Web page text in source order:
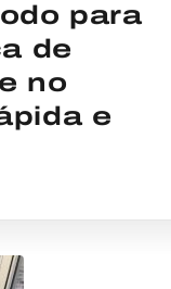
para
de
no
e